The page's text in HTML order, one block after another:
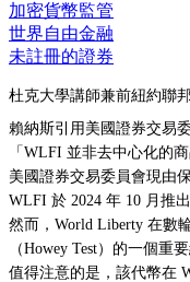
加密貨幣監管
世界自由金融
未註冊的證券
杜克大學講師兼前紐約聯
賴納斯引用美國證券交易
「WLFI 並非去中心化的
美國證券交易委員會現由
WLFI 於 2024 年 10 月推
然而，World Liberty 在數
（Howey Test）的一個重
值得注意的是，該代幣在